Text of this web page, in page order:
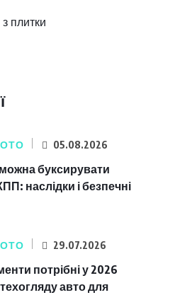
плитки
05.08.2026
буксирувати
наслідки і безпечні
29.07.2026
потрібні у 2026
авто для